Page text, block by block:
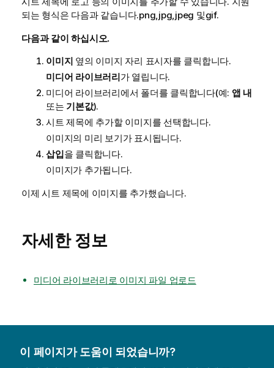
되는 형식은 다음과 같습니다.png,jpg,jpeg 및gif.
다음과 같이 하십시오.
이미지 옆의 이미지 자리 표시자를 클릭합니다.
미디어 라이브러리가 열립니다.
미디어 라이브러리에서 폴더를 클릭합니다(예: 앱 내
또는 기본값).
시트 제목에 추가할 이미지를 선택합니다.
이미지의 미리 보기가 표시됩니다.
삽입을 클릭합니다.
이미지가 추가됩니다.
이제 시트 제목에 이미지를 추가했습니다.
자세한 정보
미디어 라이브러리로 이미지 파일 업로드
이 페이지가 도움이 되었습니까?